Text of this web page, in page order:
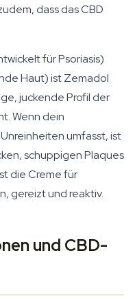
dass das CBD
für Psoriasis)
Haut) ist Zemadol
juckende Profil der
Wenn dein
umfasst, ist
schuppigen Plaques
die Creme für
gereizt und reaktiv.
und CBD-